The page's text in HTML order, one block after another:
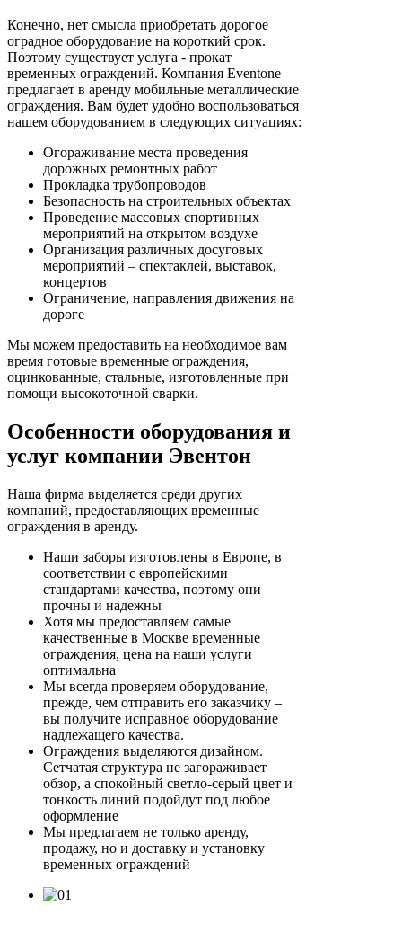
Конечно, нет смысла приобретать дорогое
оградное оборудование на короткий срок.
Поэтому существует услуга - прокат
временных ограждений. Компания Eventone
предлагает в аренду мобильные металлические
ограждения. Вам будет удобно воспользоваться
нашем оборудованием в следующих ситуациях:
Огораживание места проведения
дорожных ремонтных работ
Прокладка трубопроводов
Безопасность на строительных объектах
Проведение массовых спортивных
мероприятий на открытом воздухе
Организация различных досуговых
мероприятий – спектаклей, выставок,
концертов
Ограничение, направления движения на
дороге
Мы можем предоставить на необходимое вам
время готовые временные ограждения,
оцинкованные, стальные, изготовленные при
помощи высокоточной сварки.
Особенности оборудования и
услуг компании Эвентон
Наша фирма выделяется среди других
компаний, предоставляющих временные
ограждения в аренду.
Наши заборы изготовлены в Европе, в
соответствии с европейскими
стандартами качества, поэтому они
прочны и надежны
Хотя мы предоставляем самые
качественные в Москве временные
ограждения, цена на наши услуги
оптимальна
Мы всегда проверяем оборудование,
прежде, чем отправить его заказчику –
вы получите исправное оборудование
надлежащего качества.
Ограждения выделяются дизайном.
Сетчатая структура не загораживает
обзор, а спокойный светло-серый цвет и
тонкость линий подойдут под любое
оформление
Мы предлагаем не только аренду,
продажу, но и доставку и установку
временных ограждений